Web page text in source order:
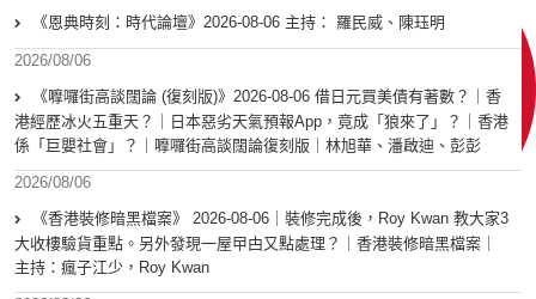
《恩典時刻：時代論壇》2026-08-06 主持： 羅民威、陳珏明
2026/08/06
《嚤囉街高談闊論 (復刻版)》2026-08-06 借日元買美債有著數？｜香
港經歷冰火五重天？｜日本惡劣天氣預報App，竟成「狼來了」？｜香港
係「巨嬰社會」？｜嚤囉街高談闊論復刻版｜林旭華、潘啟迪、彭彭
2026/08/06
《香港裝修暗黑檔案》 2026-08-06｜裝修完成後，Roy Kwan 教大家3
大收樓驗貨重點。另外發現一屋曱甴又點處理？｜香港裝修暗黑檔案｜
主持：瘋子江少，Roy Kwan